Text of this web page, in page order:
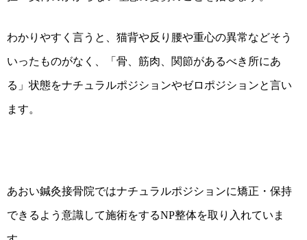
わかりやすく言うと、猫背や反り腰や重心の異常などそう
いったものがなく、「骨、筋肉、関節があるべき所にあ
る」状態をナチュラルポジションやゼロポジションと言い
ます。
あおい鍼灸接骨院ではナチュラルポジションに矯正・保持
できるよう意識して施術をするNP整体を取り入れていま